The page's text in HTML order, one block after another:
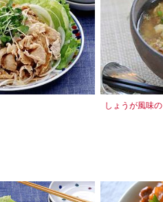
しょうが風味